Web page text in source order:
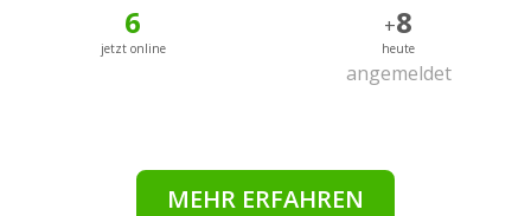
6
jetzt online
+8
heute
angemeldet
MEHR ERFAHREN